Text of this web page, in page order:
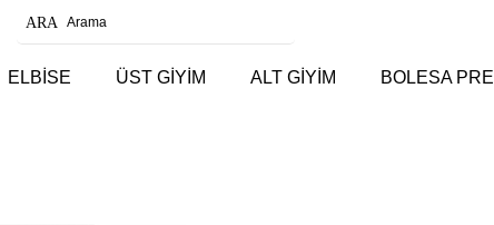
ELBİSE ÜST GİYİM ALT GİYİM BOLESA